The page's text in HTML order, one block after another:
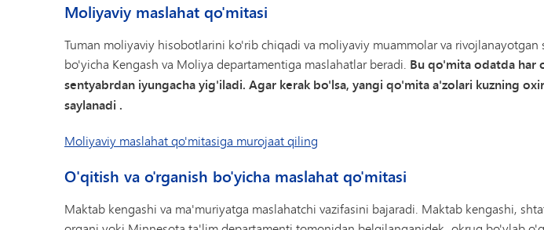
Moliyaviy maslahat qo'mitasi
Tuman moliyaviy hisobotlarini ko'rib chiqadi va moliyaviy muammolar va rivojlanayotgan
bo'yicha Kengash va Moliya departamentiga maslahatlar beradi. Bu qo'mita odatda har
sentyabrdan iyungacha yig'iladi. Agar kerak bo'lsa, yangi qo'mita a'zolari kuzning
saylanadi .
Moliyaviy maslahat qo'mitasiga murojaat qiling
O'qitish va o'rganish bo'yicha maslahat qo'mitasi
Maktab kengashi va ma'muriyatga maslahatchi vazifasini bajaradi. Maktab kengashi,